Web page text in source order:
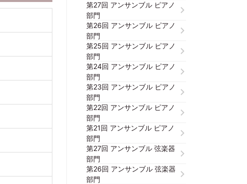
第27回 アンサンブル ピアノ
部門
第26回 アンサンブル ピアノ
部門
第25回 アンサンブル ピアノ
部門
第24回 アンサンブル ピアノ
部門
第23回 アンサンブル ピアノ
部門
第22回 アンサンブル ピアノ
部門
第21回 アンサンブル ピアノ
部門
第27回 アンサンブル 弦楽器
部門
第26回 アンサンブル 弦楽器
部門